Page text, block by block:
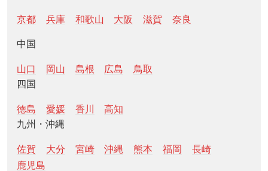
京都 兵庫 和歌山 大阪 滋賀 奈良
中国
山口 岡山 島根 広島
鳥取
四国
徳島 愛媛 香川
高知
九州・沖縄
佐賀 大分 宮崎 沖縄 熊本 福岡
長崎
鹿児島